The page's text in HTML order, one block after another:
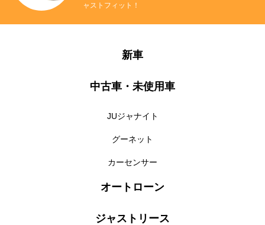
ャストフィット！
新車
中古車・未使用車
JUジャナイト
グーネット
カーセンサー
オートローン
ジャストリース